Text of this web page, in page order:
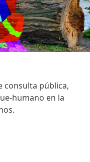
consulta pública,
humano en la